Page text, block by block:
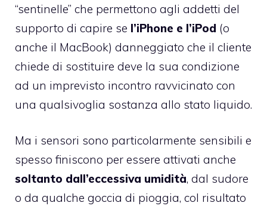
“sentinelle” che permettono agli addetti del
supporto di capire se l’iPhone e l’iPod (o
anche il MacBook) danneggiato che il cliente
chiede di sostituire deve la sua condizione
ad un imprevisto incontro ravvicinato con
una qualsivoglia sostanza allo stato liquido.
Ma i sensori sono particolarmente sensibili e
spesso finiscono per essere attivati anche
soltanto dall’eccessiva umidità, dal sudore
o da qualche goccia di pioggia, col risultato